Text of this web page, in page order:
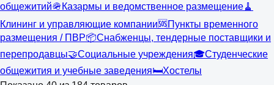
общежитий🪖 Казармы и ведомственное размещение🧹
Клининг и управляющие компании🆘Пункты временного
размещения / ПВР📦Снабженцы, тендерные поставщики и
перепродавцы🤝Социальные учреждения🎓Студенческие
общежития и учебные заведения🛏️Хостелы